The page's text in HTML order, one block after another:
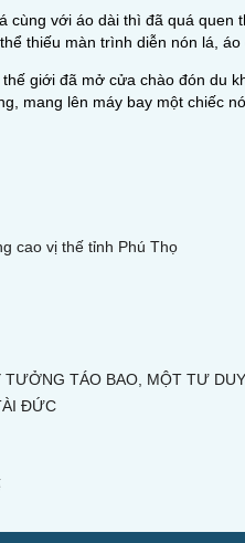
với áo dài thì đã quá
thiếu màn trình diễn nón lá, áo
giới đã mở cửa chào đón du
mang lên máy bay một chiếc
cao vị thế tỉnh Phú Thọ
TÁO BAO, MỘT TƯ
ĐỨC